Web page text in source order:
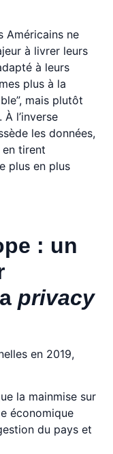
Américains ne
à livrer leurs
à leurs
plus à la
mais plutôt
l’inverse
les données,
tirent
plus en plus
: un
privacy
en 2019,
la mainmise sur
économique
du pays et